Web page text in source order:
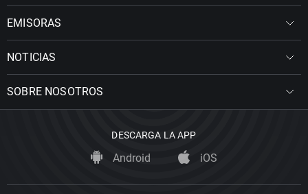
EMISORAS
NOTICIAS
SOBRE NOSOTROS
DESCARGA LA APP
Android iOS